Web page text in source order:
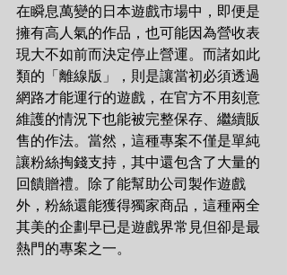
在瞬息萬變的日本遊戲市場中，即便是
擁有高人氣的作品，也可能因為營收表
現大不如前而決定停止營運。而諸如此
類的「離線版」，則是讓當初必須透過
網路才能運行的遊戲，在官方不用刻意
維護的情況下也能被完整保存、繼續販
售的作法。當然，這種專案不僅是單純
讓粉絲掏錢支持，其中還包含了大量的
回饋贈禮。除了能幫助公司製作遊戲
外，粉絲還能獲得獨家商品，這種兩全
其美的企劃早已是遊戲界常見但卻是最
熱門的專案之一。